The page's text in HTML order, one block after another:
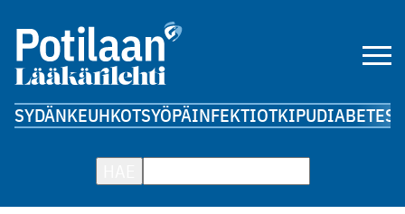
SYDÄNKEUHKOTSYÖPÄINFEKTIOTKIPUDIABETES